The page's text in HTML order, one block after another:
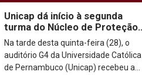
Unicap dá início à segunda
turma do Núcleo de Proteção
e Defesa Civil para Mulheres
Na tarde desta quinta-feira (28), o
auditório G4 da Universidade Católica
de Pernambuco (Unicap) recebeu a